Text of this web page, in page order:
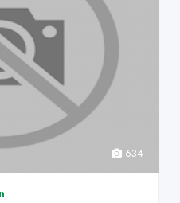
634